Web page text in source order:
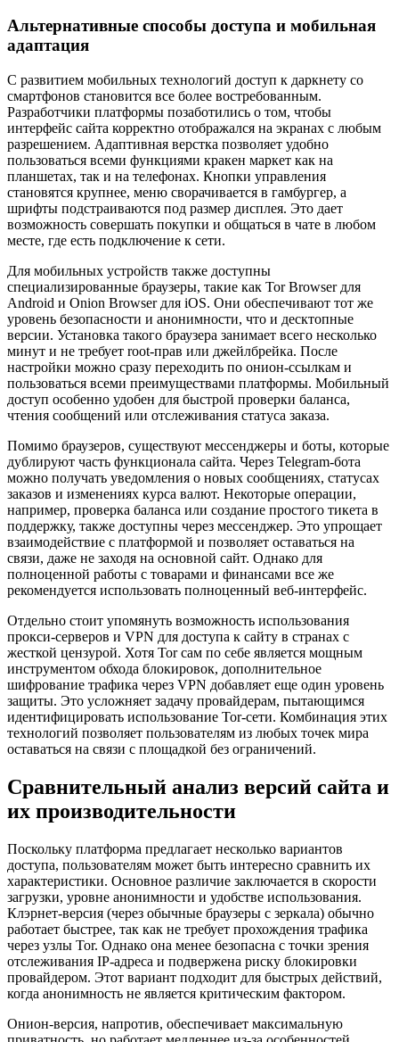
Альтернативные способы доступа и мобильная
адаптация
С развитием мобильных технологий доступ к даркнету со
смартфонов становится все более востребованным.
Разработчики платформы позаботились о том, чтобы
интерфейс сайта корректно отображался на экранах с любым
разрешением. Адаптивная верстка позволяет удобно
пользоваться всеми функциями кракен маркет как на
планшетах, так и на телефонах. Кнопки управления
становятся крупнее, меню сворачивается в гамбургер, а
шрифты подстраиваются под размер дисплея. Это дает
возможность совершать покупки и общаться в чате в любом
месте, где есть подключение к сети.
Для мобильных устройств также доступны
специализированные браузеры, такие как Tor Browser для
Android и Onion Browser для iOS. Они обеспечивают тот же
уровень безопасности и анонимности, что и десктопные
версии. Установка такого браузера занимает всего несколько
минут и не требует root-прав или джейлбрейка. После
настройки можно сразу переходить по онион-ссылкам и
пользоваться всеми преимуществами платформы. Мобильный
доступ особенно удобен для быстрой проверки баланса,
чтения сообщений или отслеживания статуса заказа.
Помимо браузеров, существуют мессенджеры и боты, которые
дублируют часть функционала сайта. Через Telegram-бота
можно получать уведомления о новых сообщениях, статусах
заказов и изменениях курса валют. Некоторые операции,
например, проверка баланса или создание простого тикета в
поддержку, также доступны через мессенджер. Это упрощает
взаимодействие с платформой и позволяет оставаться на
связи, даже не заходя на основной сайт. Однако для
полноценной работы с товарами и финансами все же
рекомендуется использовать полноценный веб-интерфейс.
Отдельно стоит упомянуть возможность использования
прокси-серверов и VPN для доступа к сайту в странах с
жесткой цензурой. Хотя Tor сам по себе является мощным
инструментом обхода блокировок, дополнительное
шифрование трафика через VPN добавляет еще один уровень
защиты. Это усложняет задачу провайдерам, пытающимся
идентифицировать использование Tor-сети. Комбинация этих
технологий позволяет пользователям из любых точек мира
оставаться на связи с площадкой без ограничений.
Сравнительный анализ версий сайта и
их производительности
Поскольку платформа предлагает несколько вариантов
доступа, пользователям может быть интересно сравнить их
характеристики. Основное различие заключается в скорости
загрузки, уровне анонимности и удобстве использования.
Клэрнет-версия (через обычные браузеры с зеркала) обычно
работает быстрее, так как не требует прохождения трафика
через узлы Tor. Однако она менее безопасна с точки зрения
отслеживания IP-адреса и подвержена риску блокировки
провайдером. Этот вариант подходит для быстрых действий,
когда анонимность не является критическим фактором.
Онион-версия, напротив, обеспечивает максимальную